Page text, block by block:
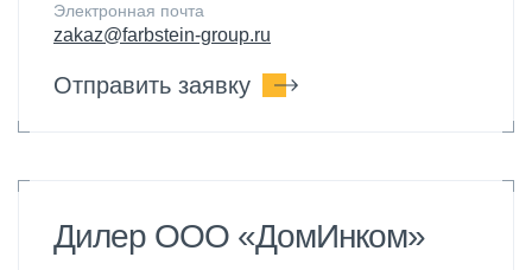
Электронная почта
zakaz@farbstein-group.ru
Отправить заявку
Дилер ООО «ДомИнком»